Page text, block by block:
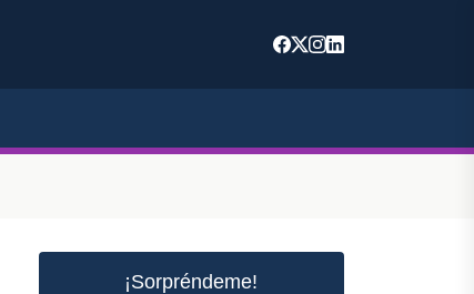
¡Sorpréndeme!